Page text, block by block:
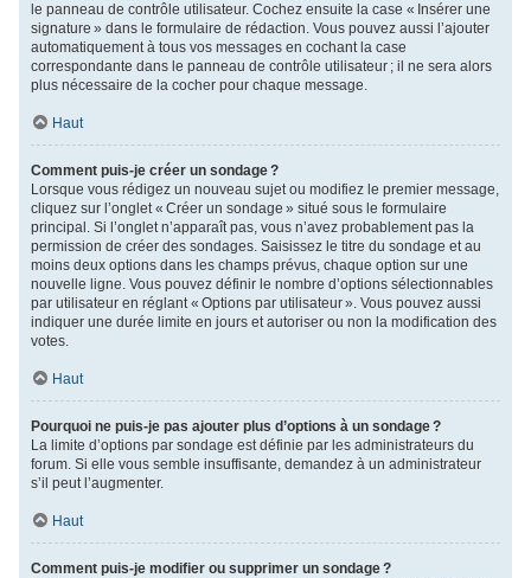
le panneau de contrôle utilisateur. Cochez ensuite la case « Insérer une
signature » dans le formulaire de rédaction. Vous pouvez aussi l’ajouter
automatiquement à tous vos messages en cochant la case
correspondante dans le panneau de contrôle utilisateur ; il ne sera alors
plus nécessaire de la cocher pour chaque message.
Haut
Comment puis-je créer un sondage ?
Lorsque vous rédigez un nouveau sujet ou modifiez le premier message,
cliquez sur l’onglet « Créer un sondage » situé sous le formulaire
principal. Si l’onglet n’apparaît pas, vous n’avez probablement pas la
permission de créer des sondages. Saisissez le titre du sondage et au
moins deux options dans les champs prévus, chaque option sur une
nouvelle ligne. Vous pouvez définir le nombre d’options sélectionnables
par utilisateur en réglant « Options par utilisateur ». Vous pouvez aussi
indiquer une durée limite en jours et autoriser ou non la modification des
votes.
Haut
Pourquoi ne puis-je pas ajouter plus d’options à un sondage ?
La limite d’options par sondage est définie par les administrateurs du
forum. Si elle vous semble insuffisante, demandez à un administrateur
s’il peut l’augmenter.
Haut
Comment puis-je modifier ou supprimer un sondage ?